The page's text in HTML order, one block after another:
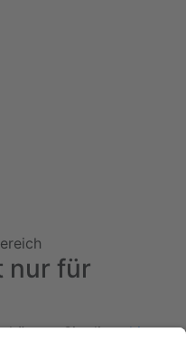
nur für
könnne Sie diesehier